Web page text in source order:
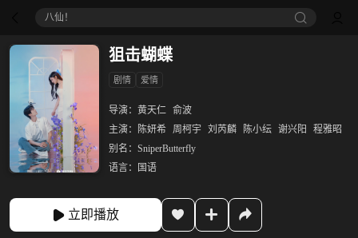
八仙！
狙击蝴蝶
剧情 爱情
导演： 黄天仁 俞波
主演：
陈妍希 周柯宇 刘芮麟 陈小纭 谢兴阳
程雅昭
别名： SniperButterfly
语言：
国语
立即播放